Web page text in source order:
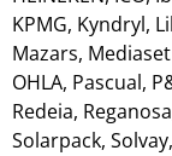
KPMG, Kyndryl,
Mazars,
OHLA, Pascual,
Redeia,
Solarpack,